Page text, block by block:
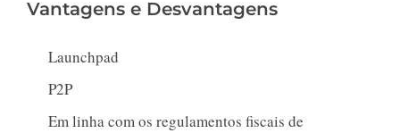
Vantagens e Desvantagens
Launchpad
P2P
Em linha com os regulamentos fiscais de